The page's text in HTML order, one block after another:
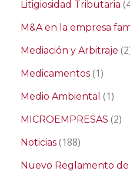
Litigiosidad Tributaria
M&A en la empresa
Mediación y Arbitraje
Medicamentos (1)
Medio Ambiental (1)
MICROEMPRESAS (2)
Noticias (188)
Nuevo Reglamento